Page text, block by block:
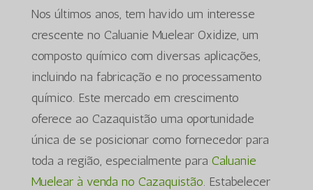
Nos últimos anos, tem havido um interesse
crescente no Caluanie Muelear Oxidize, um
composto químico com diversas aplicações,
incluindo na fabricação e no processamento
químico. Este mercado em crescimento
oferece ao Cazaquistão uma oportunidade
única de se posicionar como fornecedor para
toda a região, especialmente para Caluanie
Muelear à venda no Cazaquistão. Estabelecer